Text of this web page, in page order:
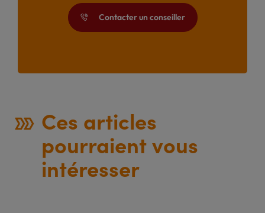
 Contacter un conseiller
Ces articles
pourraient vous
intéresser